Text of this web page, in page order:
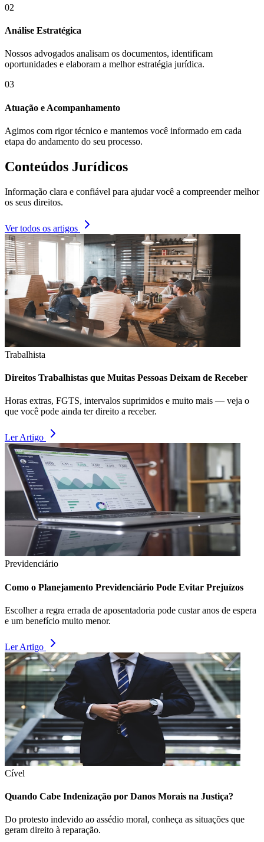
02
Análise Estratégica
Nossos advogados analisam os documentos, identificam
oportunidades e elaboram a melhor estratégia jurídica.
03
Atuação e Acompanhamento
Agimos com rigor técnico e mantemos você informado em cada
etapa do andamento do seu processo.
Conteúdos Jurídicos
Informação clara e confiável para ajudar você a compreender melhor
os seus direitos.
Ver todos os artigos
Trabalhista
Direitos Trabalhistas que Muitas Pessoas Deixam de Receber
Horas extras, FGTS, intervalos suprimidos e muito mais — veja o
que você pode ainda ter direito a receber.
Ler Artigo
Previdenciário
Como o Planejamento Previdenciário Pode Evitar Prejuízos
Escolher a regra errada de aposentadoria pode custar anos de espera
e um benefício muito menor.
Ler Artigo
Cível
Quando Cabe Indenização por Danos Morais na Justiça?
Do protesto indevido ao assédio moral, conheça as situações que
geram direito à reparação.